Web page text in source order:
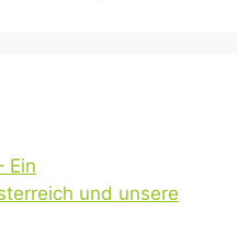
Ein
und unsere